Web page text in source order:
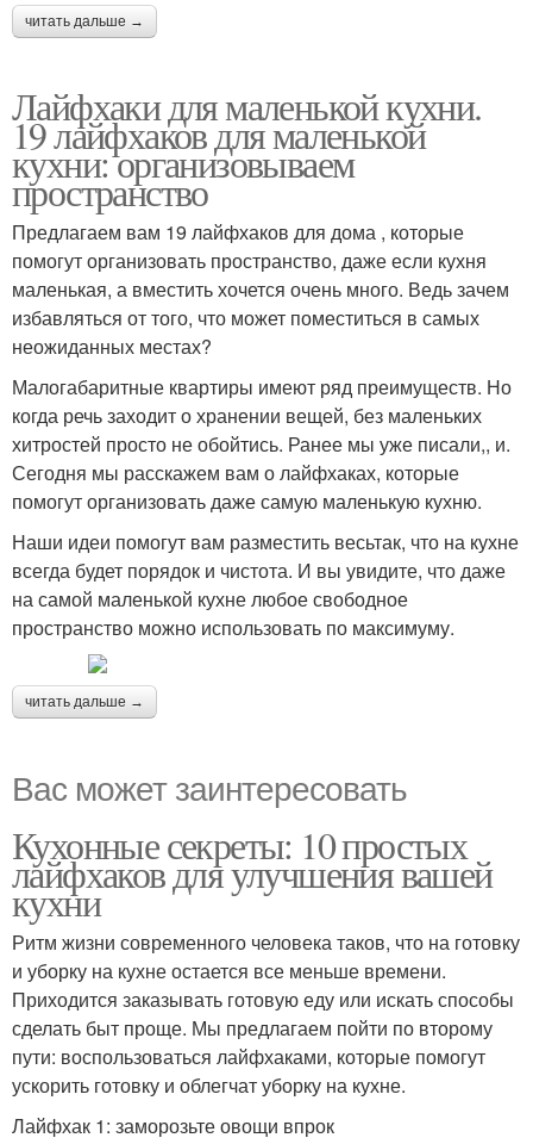
читать дальше →
Лайфхаки для маленькой кухни.
19 лайфхаков для маленькой
кухни: организовываем
пространство
Предлагаем вам 19 лайфхаков для дома , которые
помогут организовать пространство, даже если кухня
маленькая, а вместить хочется очень много. Ведь зачем
избавляться от того, что может поместиться в самых
неожиданных местах?
Малогабаритные квартиры имеют ряд преимуществ. Но
когда речь заходит о хранении вещей, без маленьких
хитростей просто не обойтись. Ранее мы уже писали,, и.
Сегодня мы расскажем вам о лайфхаках, которые
помогут организовать даже самую маленькую кухню.
Наши идеи помогут вам разместить весьтак, что на кухне
всегда будет порядок и чистота. И вы увидите, что даже
на самой маленькой кухне любое свободное
пространство можно использовать по максимуму.
читать дальше →
Вас может заинтересовать
Кухонные секреты: 10 простых
лайфхаков для улучшения вашей
кухни
Ритм жизни современного человека таков, что на готовку
и уборку на кухне остается все меньше времени.
Приходится заказывать готовую еду или искать способы
сделать быт проще. Мы предлагаем пойти по второму
пути: воспользоваться лайфхаками, которые помогут
ускорить готовку и облегчат уборку на кухне.
Лайфхак 1: заморозьте овощи впрок